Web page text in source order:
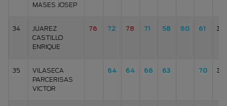
MASES JOSEP
34
JUAREZ
CASTILLO
ENRIQUE
76 72 78 71 58 60 61
35
VILASECA
PARCERISAS
VICTOR
64 64 66 63 70